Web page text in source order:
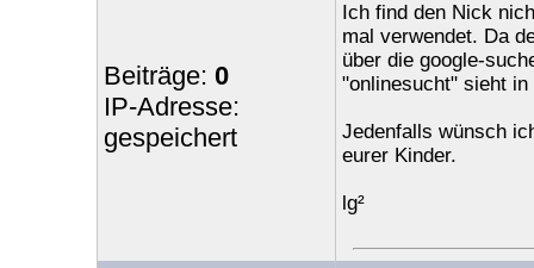
Beiträge: 0
IP-Adresse:
gespeichert
Ich find den Nick
mal verwendet. Da
über die google-
"onlinesucht" sieht
Jedenfalls wünsch
eurer Kinder.
lg²